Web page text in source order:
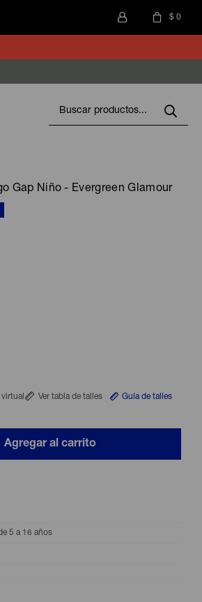
$ 0
Gap Niño - Evergreen Glamour
Ver tabla de talles Guía de talles
Agregar al carrito
5 a 16 años